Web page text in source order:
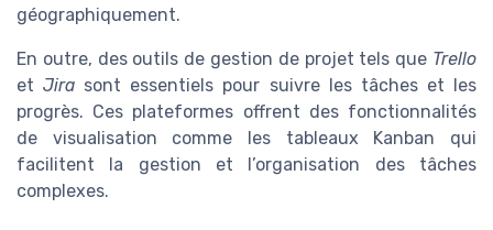
géographiquement.
En outre, des outils de gestion de projet tels que Trello
etJira sont essentiels pour suivre les tâches et les
progrès. Ces plateformes offrent des fonctionnalités
de visualisation comme les tableaux Kanban qui
facilitent la gestion et l’organisation des tâches
complexes.